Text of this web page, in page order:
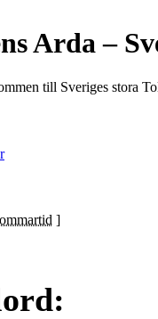
Arda –
till Sveriges stora
]